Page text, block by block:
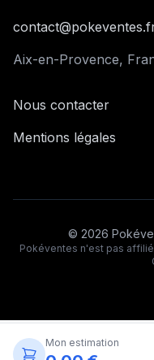
Aix-en-Provence,
Nous contacter
Mentions légales
© 2026
Pokéventes n'est pas
Mon estimation